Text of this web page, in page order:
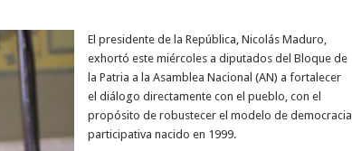
El presidente de la República, Nicolás Maduro,
exhortó este miércoles a diputados del Bloque de
la Patria a la Asamblea Nacional (AN) a fortalecer
el diálogo directamente con el pueblo, con el
propósito de robustecer el modelo de democracia
participativa nacido en 1999.